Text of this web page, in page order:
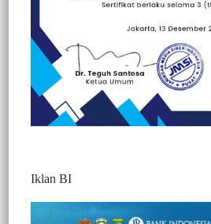
Berita Video : Diduga
Iklan BI